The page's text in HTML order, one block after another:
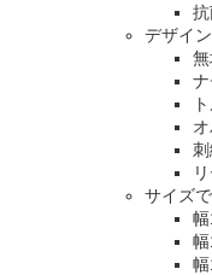
デザイ
サイズ